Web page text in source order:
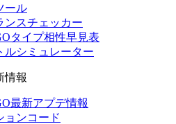
ール
ンスチェッカー
タイプ相性早見表
ルシミュレーター
情報
最新アプデ情報
ョンコード